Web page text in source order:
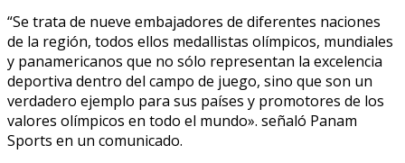
“Se trata de nueve embajadores de diferentes naciones
de la región, todos ellos medallistas olímpicos, mundiales
y panamericanos que no sólo representan la excelencia
deportiva dentro del campo de juego, sino que son un
verdadero ejemplo para sus países y promotores de los
valores olímpicos en todo el mundo». señaló Panam
Sports en un comunicado.